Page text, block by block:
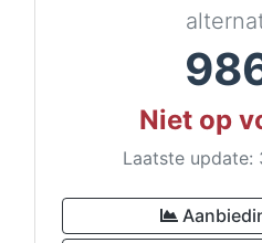
Niet op
Laatste update: